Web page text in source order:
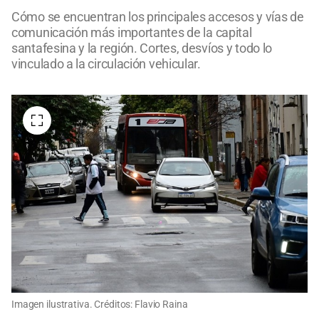
Cómo se encuentran los principales accesos y vías de
comunicación más importantes de la capital
santafesina y la región. Cortes, desvíos y todo lo
vinculado a la circulación vehicular.
Imagen ilustrativa. Créditos: Flavio Raina